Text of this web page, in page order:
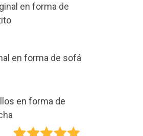
en forma de sofá